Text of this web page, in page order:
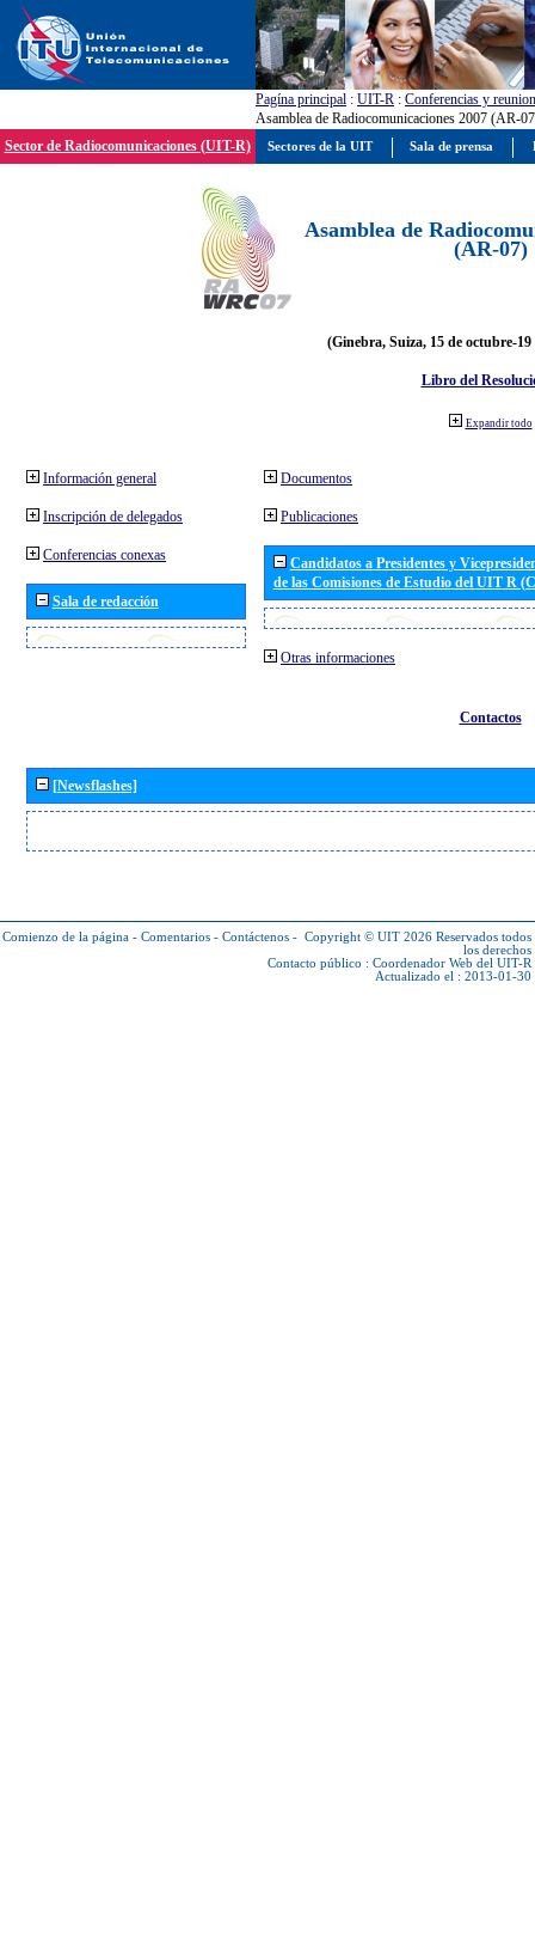
Pagína principal : UIT-R : Conferencias y
Asamblea de Radiocomunicaciones 2007 (AR-
Sector de Radiocomunicaciones (UIT-R)
Asamblea de
(AR-07)
(Ginebra, Suiza, 15 de octubre-19
Libro del
Expandir todo
Información general
Inscripción de delegados
Conferencias conexas
Sala de redacción
Documentos
Publicaciones
Candidatos a Presidentes y
de las Comisiones de Estudio del UIT R
Otras informaciones
Contactos
[Newsflashes]
Comienzo de la página - Comentarios - Contáctenos - Copyright © UIT 2026 Reservados todos
los derechos
Contacto público : Coordenador Web del UIT-R
Actualizado el : 2013-01-30
Sectores de la UIT Sala de prensa